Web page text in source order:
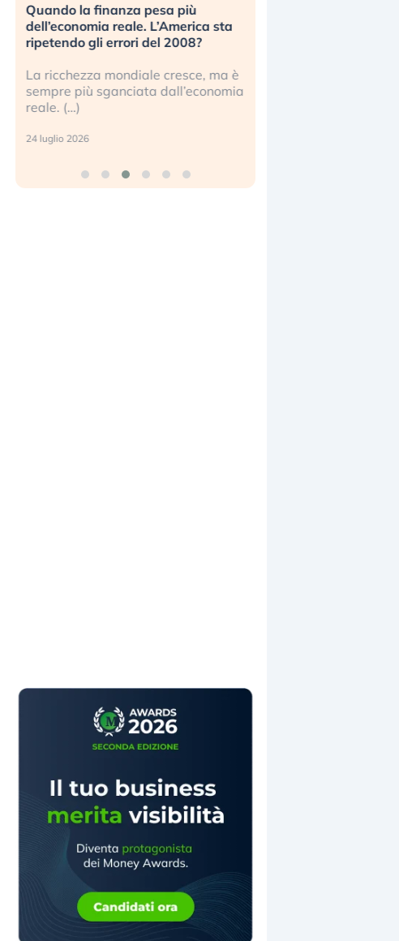
Quando la finanza pesa più
dell’economia reale. L’America sta
ripetendo gli errori del 2008?
La ricchezza mondiale cresce, ma è
sempre più sganciata dall’economia
reale. (…)
24 luglio 2026